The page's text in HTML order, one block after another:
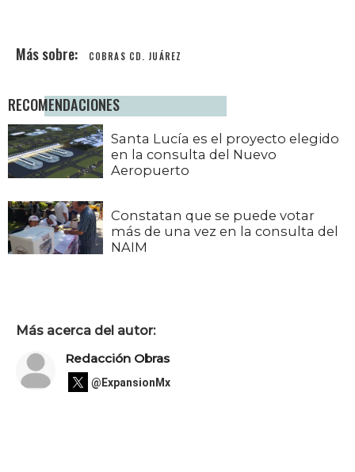
COBRAS CD. JUÁREZ
RECOMENDACIONES
Santa Lucía es el proyecto elegido
en la consulta del Nuevo
Aeropuerto
Constatan que se puede votar
más de una vez en la consulta del
NAIM
Más acerca del autor:
Redacción Obras
@ExpansionMx